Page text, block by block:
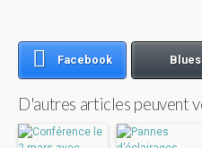
Facebook
D'autres articles peuvent